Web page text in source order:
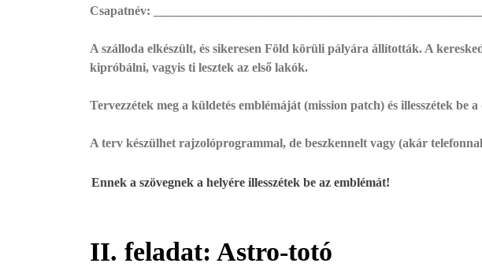
Csapatnév:
A szálloda elkészült, és sikeresen Föld körüli pályára állították. A
kipróbálni, vagyis ti lesztek az első lakók.
Tervezzétek meg a küldetés emblémáját (mission patch) és illesszétek be
A terv készülhet rajzolóprogrammal, de beszkennelt vagy (akár
Ennek a szövegnek a helyére illesszétek be az emblémát!
II. feladat: Astro-totó